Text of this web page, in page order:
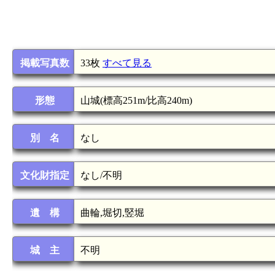
掲載写真数 33枚 すべて見る
形態 山城(標高251m/比高240m)
別 名 なし
文化財指定 なし/不明
遺 構 曲輪,堀切,竪堀
城 主 不明